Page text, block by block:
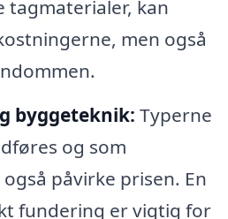
tagmaterialer, kan
men også
byggeteknik: Typerne
og som
påvirke prisen. En
fundering er vigtig for